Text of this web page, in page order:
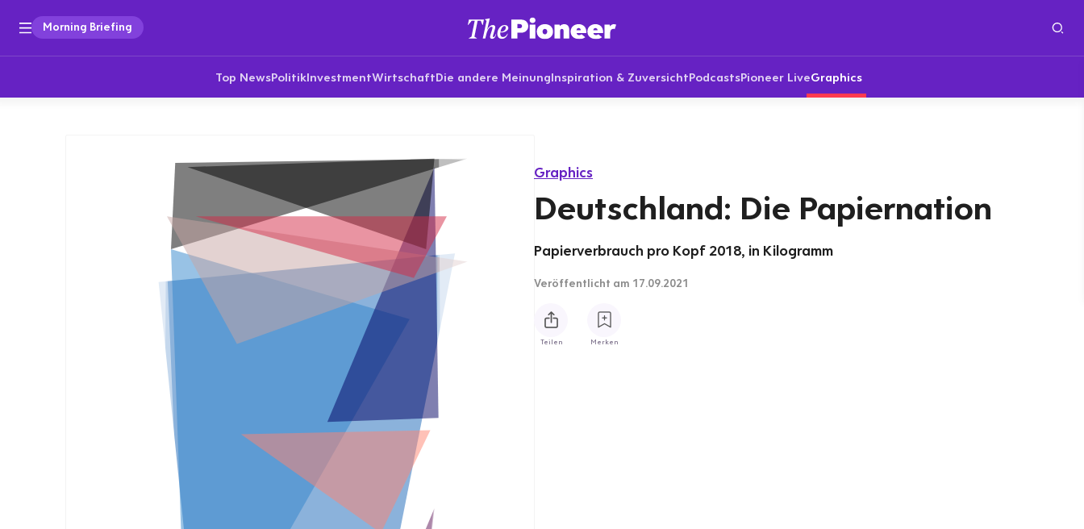
Morning Briefing
Top NewsPolitikInvestmentWirtschaftDie andere MeinungInspiration & ZuversichtPodcastsPioneer LiveGraphics
Graphics
Deutschland: Die Papiernation
Papierverbrauch pro Kopf 2018, in Kilogramm
Veröffentlicht am 17.09.2021
Teilen Merken